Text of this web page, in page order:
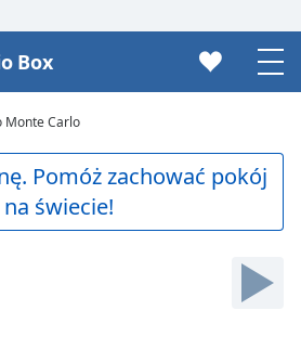
Box
Monte Carlo
Pomóż zachować pokój
na świecie!